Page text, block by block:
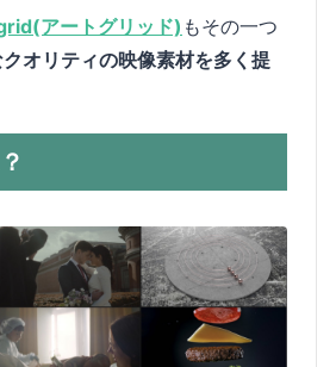
アートグリッド) もその一つ
オリティの映像素材を多く提